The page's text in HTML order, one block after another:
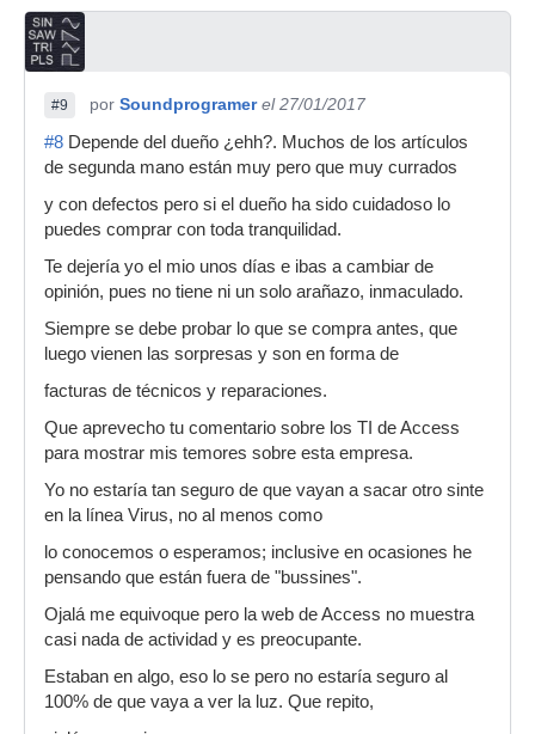
#9 por Soundprogramer el 27/01/2017
#8 Depende del dueño ¿ehh?. Muchos de los artículos
de segunda mano están muy pero que muy currados
y con defectos pero si el dueño ha sido cuidadoso lo
puedes comprar con toda tranquilidad.
Te dejería yo el mio unos días e ibas a cambiar de
opinión, pues no tiene ni un solo arañazo, inmaculado.
Siempre se debe probar lo que se compra antes, que
luego vienen las sorpresas y son en forma de
facturas de técnicos y reparaciones.
Que aprevecho tu comentario sobre los TI de Access
para mostrar mis temores sobre esta empresa.
Yo no estaría tan seguro de que vayan a sacar otro sinte
en la línea Virus, no al menos como
lo conocemos o esperamos; inclusive en ocasiones he
pensando que están fuera de "bussines".
Ojalá me equivoque pero la web de Access no muestra
casi nada de actividad y es preocupante.
Estaban en algo, eso lo se pero no estaría seguro al
100% de que vaya a ver la luz. Que repito,